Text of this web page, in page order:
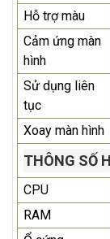
Hỗ trợ màu
Cảm ứng màn
hình
Sử dụng liên
tục
Xoay màn hình
THÔNG SỐ
CPU
RAM